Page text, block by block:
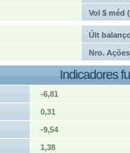
Vol $ méd
Últ
Nro. Ações
Indicadores
-6,81
0,31
-9,54
1,38